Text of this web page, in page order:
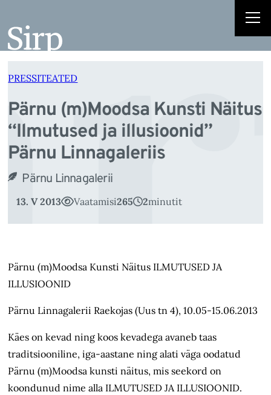
juurde
PRESSITEATED
Pärnu (m)Moodsa Kunsti Näitus
“Ilmutused ja illusioonid”
Pärnu Linnagaleriis
Pärnu Linnagalerii
13. V 2013 Vaatamisi265 2minutit
Pärnu (m)Moodsa Kunsti Näitus ILMUTUSED JA
ILLUSIOONID
Pärnu Linnagalerii Raekojas (Uus tn 4), 10.05-15.06.2013
Käes on kevad ning koos kevadega avaneb taas
traditsiooniline, iga-aastane ning alati väga oodatud
Pärnu (m)Moodsa kunsti näitus, mis seekord on
koondunud nime alla ILMUTUSED JA ILLUSIOONID.